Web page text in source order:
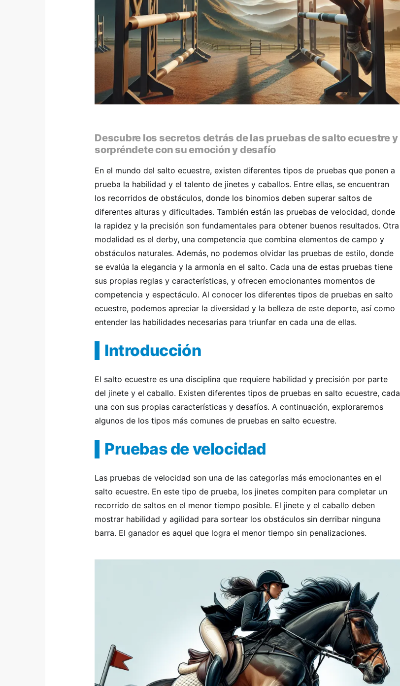
Descubre los secretos detrás de las pruebas de salto ecuestre y
sorpréndete con su emoción y desafío
En el mundo del salto ecuestre, existen diferentes tipos de pruebas que ponen a
prueba la habilidad y el talento de jinetes y caballos. Entre ellas, se encuentran
los recorridos de obstáculos, donde los binomios deben superar saltos de
diferentes alturas y dificultades. También están las pruebas de velocidad, donde
la rapidez y la precisión son fundamentales para obtener buenos resultados. Otra
modalidad es el derby, una competencia que combina elementos de campo y
obstáculos naturales. Además, no podemos olvidar las pruebas de estilo, donde
se evalúa la elegancia y la armonía en el salto. Cada una de estas pruebas tiene
sus propias reglas y características, y ofrecen emocionantes momentos de
competencia y espectáculo. Al conocer los diferentes tipos de pruebas en salto
ecuestre, podemos apreciar la diversidad y la belleza de este deporte, así como
entender las habilidades necesarias para triunfar en cada una de ellas.
Introducción
El salto ecuestre es una disciplina que requiere habilidad y precisión por parte
del jinete y el caballo. Existen diferentes tipos de pruebas en salto ecuestre, cada
una con sus propias características y desafíos. A continuación, exploraremos
algunos de los tipos más comunes de pruebas en salto ecuestre.
Pruebas de velocidad
Las pruebas de velocidad son una de las categorías más emocionantes en el
salto ecuestre. En este tipo de prueba, los jinetes compiten para completar un
recorrido de saltos en el menor tiempo posible. El jinete y el caballo deben
mostrar habilidad y agilidad para sortear los obstáculos sin derribar ninguna
barra. El ganador es aquel que logra el menor tiempo sin penalizaciones.